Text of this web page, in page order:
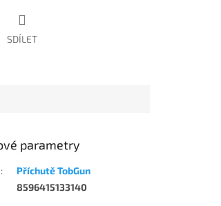
SDÍLET
parametry
:
Příchutě TobGun
8596415133140